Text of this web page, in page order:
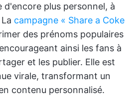
d'encore plus personnel, à
campagne « Share a Coke
des prénoms populaires
ainsi les fans à
et les publier. Elle est
virale, transformant un
contenu personnalisé.